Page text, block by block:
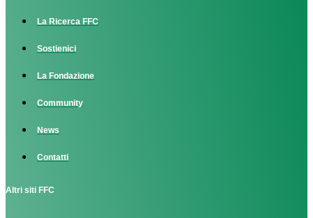
La Ricerca FFC
Sostienici
La Fondazione
Community
News
Contatti
Altri siti FFC